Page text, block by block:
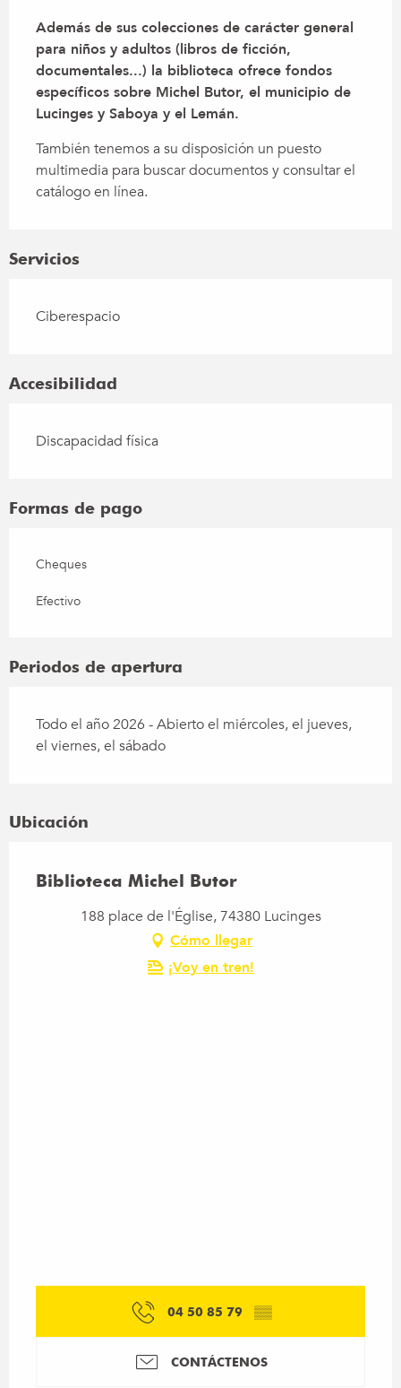
Además de sus colecciones de carácter general
para niños y adultos (libros de ficción,
documentales...) la biblioteca ofrece fondos
específicos sobre Michel Butor, el municipio de
Lucinges y Saboya y el Lemán.
También tenemos a su disposición un puesto
multimedia para buscar documentos y consultar el
catálogo en línea.
Servicios
Ciberespacio
Accesibilidad
Discapacidad física
Formas de pago
Cheques
Efectivo
Periodos de apertura
Todo el año 2026 - Abierto el miércoles, el jueves,
el viernes, el sábado
Ubicación
Biblioteca Michel Butor
188 place de l'Église, 74380 Lucinges
Cómo llegar
¡Voy en tren!
04 50 85 79 ▒▒
CONTÁCTENOS